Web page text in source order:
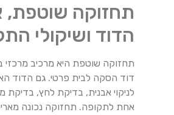
תחזוקה שוטפת,
הדוד ושיקולי התקנה
תחזוקה שוטפת היא מרכיב מרכזי בכל
דוד הסקה לבית פרטי. גם הדוד האיכותי
לניקוי אבנית, בדיקת לחץ, בדיקת משאבה
אחת לתקופה. תחזוקה נכונה מאריכה